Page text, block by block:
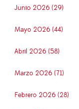
Junio 2026 (29)
Mayo 2026 (44)
Abril 2026 (58)
Marzo 2026 (71)
Febrero 2026 (28)